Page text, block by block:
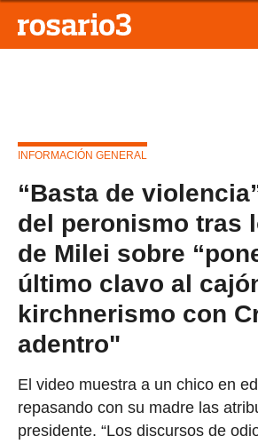
INFORMACIÓN GENERAL
“Basta de
del peronismo tras
de Milei sobre
último clavo al
kirchnerismo con
adentro"
El video muestra a un chico en
repasando con su madre las
presidente. “Los discursos de